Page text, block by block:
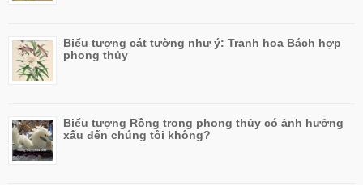
Biểu tượng cát tường như ý: Tranh hoa Bách hợp
phong thủy
Biểu tượng Rồng trong phong thủy có ảnh hưởng
xấu đến chúng tôi không?